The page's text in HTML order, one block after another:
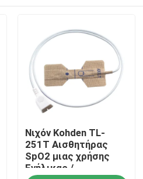
Νιχόν Kohden TL-
251T Αισθητήρας
SpO2 μιας χρήσης
Ενήλικας /